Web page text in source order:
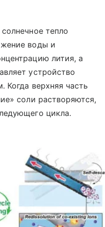
тепло
воды и
лития, а
устройство
Когда верхняя часть
соли растворяются,
цикла.